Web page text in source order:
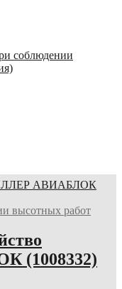
соблюдении
высотных работ
(1008332)